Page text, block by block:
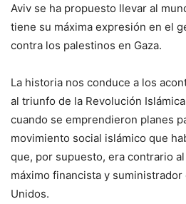
Aviv se ha propuesto llevar al
tiene su máxima expresión en el
contra los palestinos en Gaza.
La historia nos conduce a los
al triunfo de la Revolución
cuando se emprendieron planes
movimiento social islámico que
que, por supuesto, era contrario
máximo financista y suministrador
Unidos.